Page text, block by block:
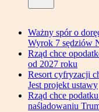
Ważny spór o
Wyrok 7 sędziów
Rząd chce
od 2027 roku
Resort cyfryzacji
Jest projekt ustawy
Rząd chce
naśladowaniu